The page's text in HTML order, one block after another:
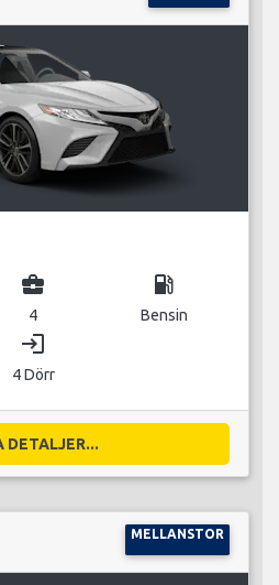
business_center
4
local_gas_station
Bensin
login
4 Dörr
DETALJER...
MELLANSTOR